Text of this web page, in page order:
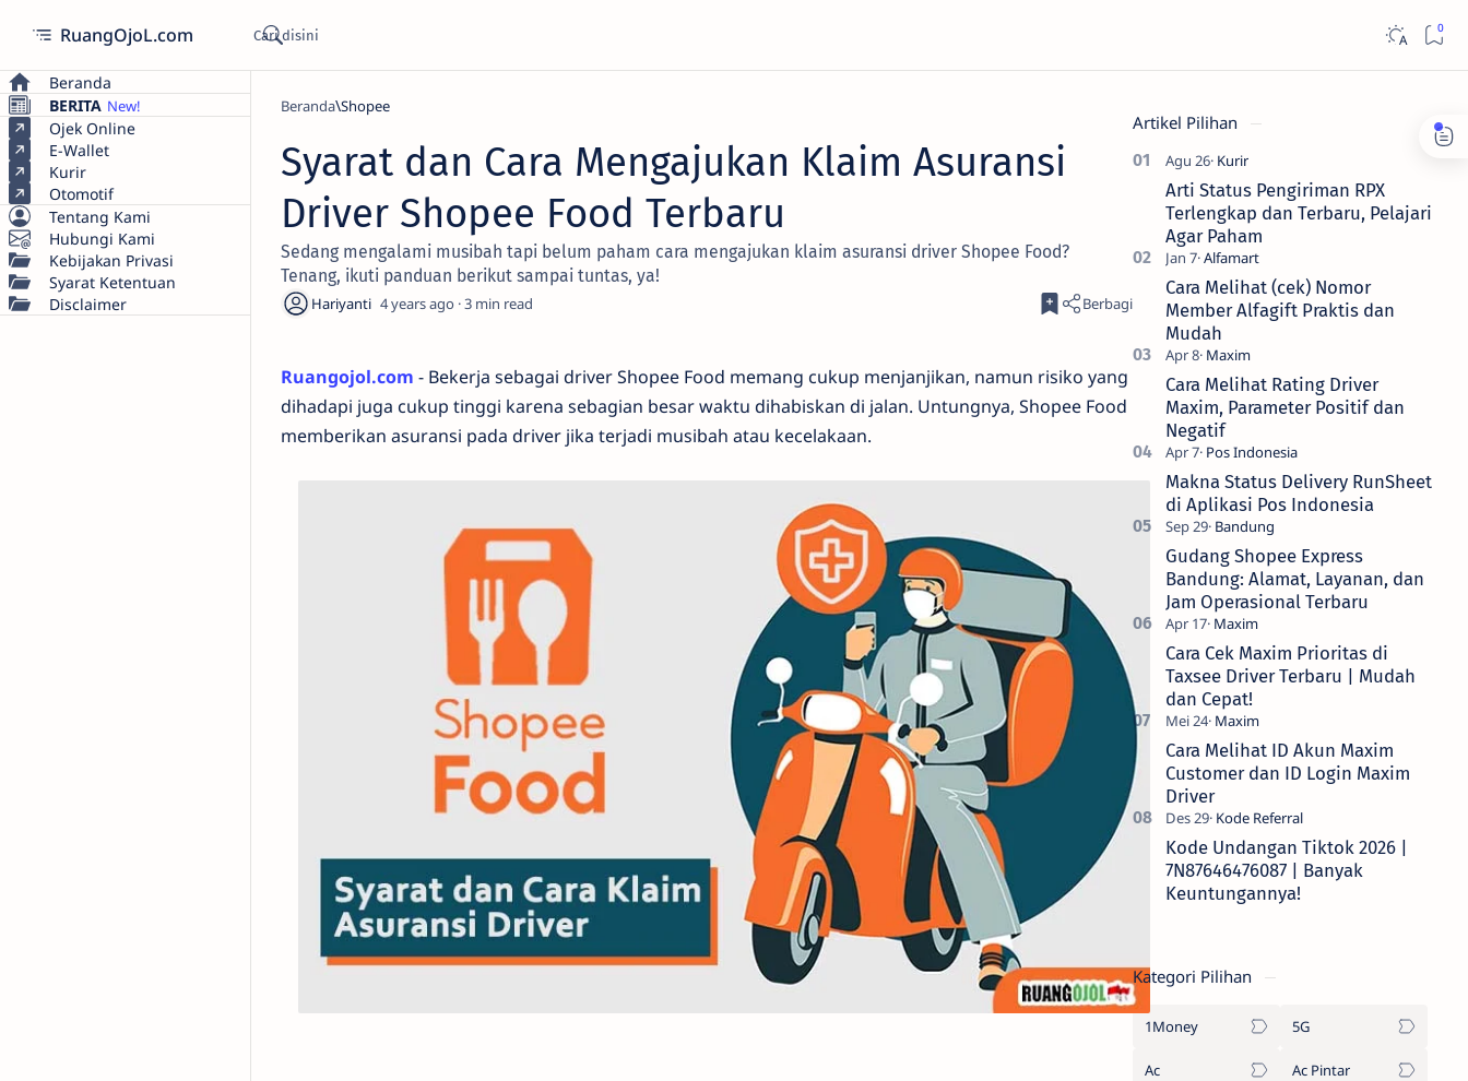
RuangOjoL.com
Beranda
BERITA
Ojek Online
E-Wallet
Kurir
Otomotif
Tentang Kami
Hubungi Kami
Kebijakan Privasi
Syarat Ketentuan
Disclaimer
Beranda Shopee
Syarat dan Cara Mengajukan Klaim Asuransi
Driver Shopee Food Terbaru
Sedang mengalami musibah tapi belum paham cara mengajukan klaim asuransi driver Shopee Food?
Tenang, ikuti panduan berikut sampai tuntas, ya!
4 years ago 3
Ruangojol.com - Bekerja sebagai driver Shopee Food memang cukup menjanjikan, namun risiko yang
dihadapi juga cukup tinggi karena sebagian besar waktu dihabiskan di jalan. Untungnya, Shopee Food
memberikan asuransi pada driver jika terjadi musibah atau kecelakaan.
Artikel Pilihan
Arti Status Pengiriman RPX
Terlengkap dan Terbaru, Pelajari
Agar Paham
Cara Melihat (cek) Nomor
Member Alfagift Praktis dan
Mudah
Cara Melihat Rating Driver
Maxim, Parameter Positif dan
Negatif
Makna Status Delivery RunSheet
di Aplikasi Pos Indonesia
Gudang Shopee Express
Bandung: Alamat, Layanan, dan
Jam Operasional Terbaru
Cara Cek Maxim Prioritas di
Taxsee Driver Terbaru | Mudah
dan Cepat!
Cara Melihat ID Akun Maxim
Customer dan ID Login Maxim
Driver
Kode Undangan Tiktok 2026 |
7N87646476087 | Banyak
Keuntungannya!
Kategori Pilihan
1Money 5G
Ac Ac Pintar